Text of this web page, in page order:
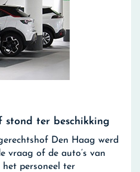
ter beschikking
Den Haag werd
vraag of de auto’s van
personeel ter